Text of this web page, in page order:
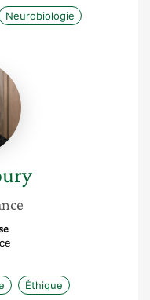
Neurobiologie
Éthique